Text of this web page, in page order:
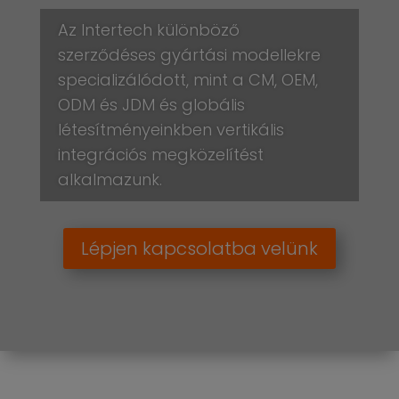
Az Intertech különböző
szerződéses gyártási modellekre
specializálódott, mint a CM, OEM,
ODM és JDM és globális
létesítményeinkben vertikális
integrációs megközelítést
alkalmazunk.
Lépjen kapcsolatba velünk